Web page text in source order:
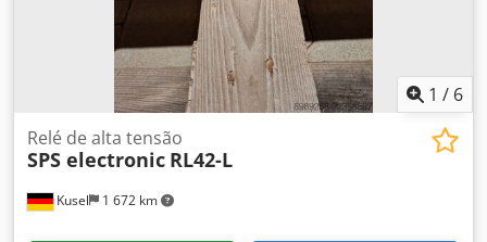
1 / 6
Kusel 1 672 km
Relé de alta tensão
SPS electronic RL42-L